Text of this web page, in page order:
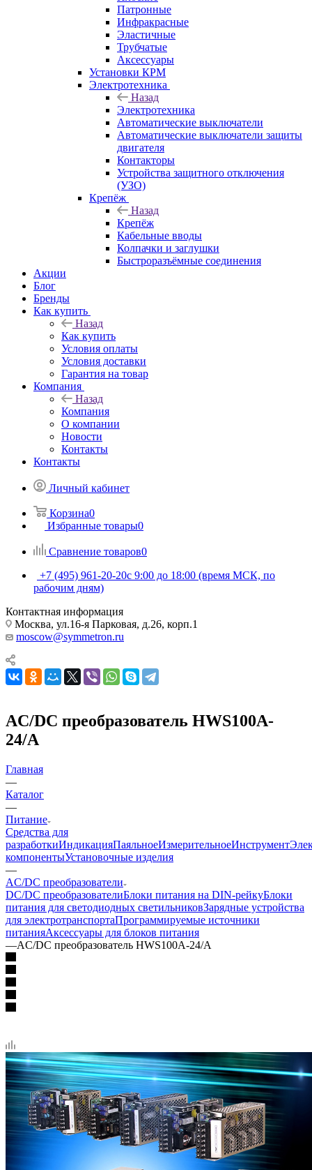
Патронные
Инфракрасные
Эластичные
Трубчатые
Аксессуары
Установки КРМ
Электротехника
Назад
Электротехника
Автоматические выключатели
Автоматические выключатели защиты
двигателя
Контакторы
Устройства защитного отключения
(УЗО)
Крепёж
Назад
Крепёж
Кабельные вводы
Колпачки и заглушки
Быстроразъёмные соединения
Акции
Блог
Бренды
Как купить
Назад
Как купить
Условия оплаты
Условия доставки
Гарантия на товар
Компания
Назад
Компания
О компании
Новости
Контакты
Контакты
Личный кабинет
Корзина0
Избранные товары0
Сравнение товаров0
+7 (495) 961-20-20с 9:00 до 18:00 (время МСК, по
рабочим дням)
Контактная информация
Москва, ул.16-я Парковая, д.26, корп.1
moscow@symmetron.ru
AC/DC преобразователь HWS100A-
24/A
Главная
—
Каталог
—
Питание
Средства для
разработкиИндикацияПаяльноеИзмерительноеИнструмент
компонентыУстановочные изделия
—
AC/DC преобразователи
DC/DC преобразователиБлоки питания на DIN-рейкуБлоки
питания для светодиодных светильниковЗарядные устройства
для электротранспортаПрограммируемые источники
питанияАксессуары для блоков питания
—AC/DC преобразователь HWS100A-24/A